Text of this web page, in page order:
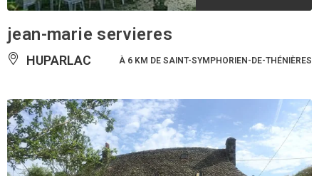
jean-marie servieres
HUPARLAC À 6 KM DE SAINT-SYMPHORIEN-DE-THÉNIÈRES